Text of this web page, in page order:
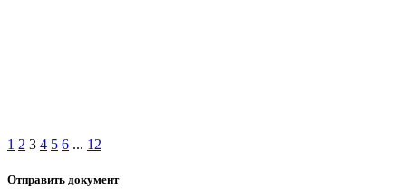
1 2 3 4 5 6 ... 12
Отправить документ